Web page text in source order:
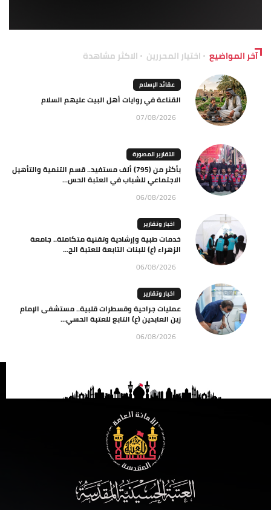
آخر المواضيع اختيار المحررين الاكثر مشاهدة
عقائد الإسلام
القناعة في روايات أهل البيت عليهم السلام
07/08/2026
التقارير المصورة
بأكثر من (795) ألف مستفيد.. قسم التنمية والتأهيل
الاجتماعي للشباب في العتبة الحس...
06/08/2026
اخبار وتقارير
خدمات طبية وإرشادية وتقنية متكاملة.. جامعة
الزهراء (ع) للبنات التابعة للعتبة الح...
06/08/2026
اخبار وتقارير
عمليات جراحية وقسطرات قلبية.. مستشفى الإمام
زين العابدين (ع) التابع للعتبة الحسي...
06/08/2026